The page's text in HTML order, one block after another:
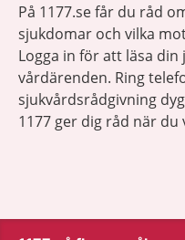
På 1177.se får du råd
sjukdomar och vilka
Logga in för att läsa
vårdärenden. Ring
sjukvårdsrådgivning
1177 ger dig råd när du